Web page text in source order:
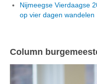
Nijmeegse Vierdaagse
op vier dagen wandelen
Column